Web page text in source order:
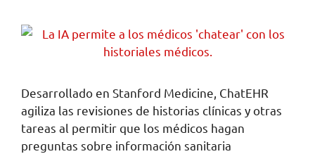
Desarrollado en Stanford Medicine, ChatEHR
agiliza las revisiones de historias clínicas y otras
tareas al permitir que los médicos hagan
preguntas sobre información sanitaria